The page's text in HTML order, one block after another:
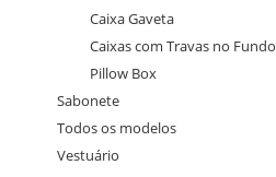
Caixa Gaveta
Caixas com Travas no Fundo
Pillow Box
Sabonete
Todos os modelos
Vestuário